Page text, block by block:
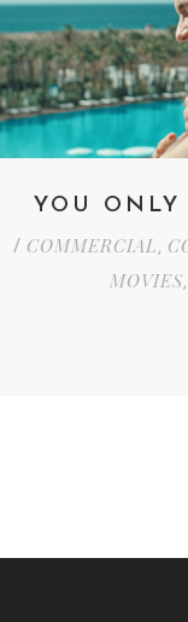
YOU ONLY
/ COMMERCIAL ,
MOVIES,